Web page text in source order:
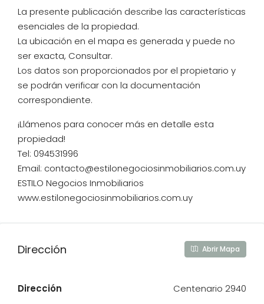
La presente publicación describe las características
esenciales de la propiedad.
La ubicación en el mapa es generada y puede no
ser exacta, Consultar.
Los datos son proporcionados por el propietario y
se podrán verificar con la documentación
correspondiente.
¡Llámenos para conocer más en detalle esta
propiedad!
Tel: 094531996
Email: contacto@estilonegociosinmobiliarios.com.uy
ESTILO Negocios Inmobiliarios
www.estilonegociosinmobiliarios.com.uy
Dirección Abrir Mapa
Dirección Centenario 2940